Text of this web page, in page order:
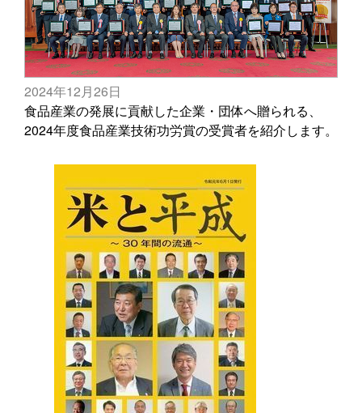
2024年12月26日
食品産業の発展に貢献した企業・団体へ贈られる、
2024年度食品産業技術功労賞の受賞者を紹介します。